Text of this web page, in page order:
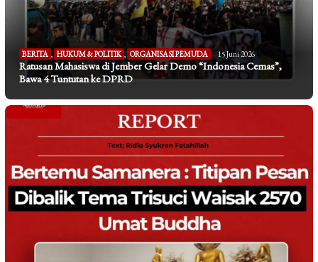
BERITA , HUKUM & POLITIK , ORGANISASI PEMUDA 15 Juni 2026
Ratusan Mahasiswa di Jember Gelar Demo “Indonesia Cemas”,
Bawa 4 Tuntutan ke DPRD